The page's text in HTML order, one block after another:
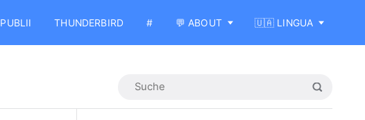
PUBLII THUNDERBIRD # 💬 ABOUT 🇺🇦 LINGUA